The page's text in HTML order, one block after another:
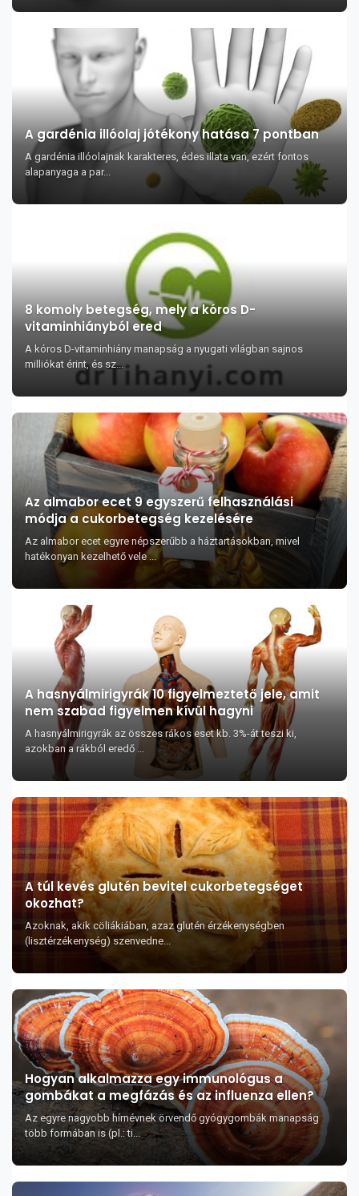
A gardénia illóolaj jótékony hatása 7 pontban
A gardénia illóolajnak karakteres, édes illata van, ezért fontos
alapanyaga a par...
8 komoly betegség, mely a kóros D-
vitaminhiányból ered
A kóros D-vitaminhiány manapság a nyugati világban sajnos
milliókat érint, és sz...
Az almabor ecet 9 egyszerű felhasználási
módja a cukorbetegség kezelésére
Az almabor ecet egyre népszerűbb a háztartásokban, mivel
hatékonyan kezelhető vele ...
A hasnyálmirigyrák 10 figyelmeztető jele, amit
nem szabad figyelmen kívül hagyni
A hasnyálmirigyrák az összes rákos eset kb. 3%-át teszi ki,
azokban a rákból eredő ...
A túl kevés glutén bevitel cukorbetegséget
okozhat?
Azoknak, akik cöliákiában, azaz glutén érzékenységben
(lisztérzékenység) szenvedne...
Hogyan alkalmazza egy immunológus a
gombákat a megfázás és az influenza ellen?
Az egyre nagyobb hírnévnek örvendő gyógygombák manapság
több formában is (pl.: ti...